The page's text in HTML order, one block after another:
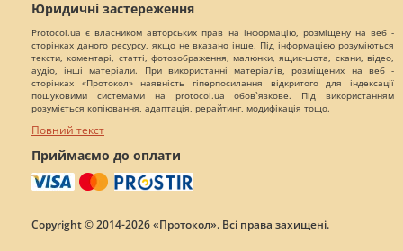
Юридичні застереження
Protocol.ua є власником авторських прав на інформацію, розміщену на веб -
сторінках даного ресурсу, якщо не вказано інше. Під інформацією розуміються
тексти, коментарі, статті, фотозображення, малюнки, ящик-шота, скани, відео,
аудіо, інші матеріали. При використанні матеріалів, розміщених на веб -
сторінках «Протокол» наявність гіперпосилання відкритого для індексації
пошуковими системами на protocol.ua обов`язкове. Під використанням
розуміється копіювання, адаптація, рерайтинг, модифікація тощо.
Повний текст
Приймаємо до оплати
Copyright © 2014-2026 «Протокол». Всі права захищені.